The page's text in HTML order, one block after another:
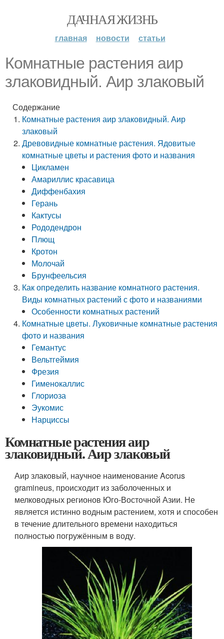
ДАЧНАЯ ЖИЗНЬ
главная новости статьи
Комнатные растения аир
злаковидный. Аир злаковый
Содержание
Комнатные растения аир злаковидный. Аир
злаковый
Древовидные комнатные растения. Ядовитые
комнатные цветы и растения фото и названия
Цикламен
Амариллис красавица
Диффенбахия
Герань
Кактусы
Рододендрон
Плющ
Кротон
Молочай
Брунфеельсия
Как определить название комнатного растения.
Виды комнатных растений с фото и названиями
Особенности комнатных растений
Комнатные цветы. Луковичные комнатные растения
фото и названия
Гемантус
Вельтгеймия
Фрезия
Гименокаллис
Глориоза
Эукомис
Нарциссы
Комнатные растения аир
злаковидный. Аир злаковый
Аир злаковый, научное наименование Acorus
gramineus, происходит из заболоченных и
мелководных регионов Юго-Восточной Азии. Не
является истинно водным растением, хотя и способен
в течение длительного времени находиться
полностью погружённым в воду.